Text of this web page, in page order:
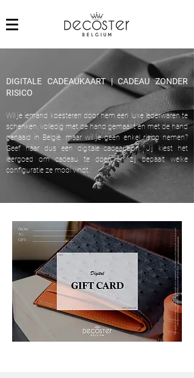
DIGITALE CADEAUKAART | CADEAU ZONDER
RISICO
Wil je iemand koesteren door hem een luxe lederwaren te
schenken, volledig met de hand gemaakt en met de hand
genaaid in België, maar wil je geen enkel risico nemen?
Geef haar dus een digitale cadeaubon. Jij kiest het
leergoed om cadeau te doen en zij bepaalt welke
configuratie ze mooi vindt.